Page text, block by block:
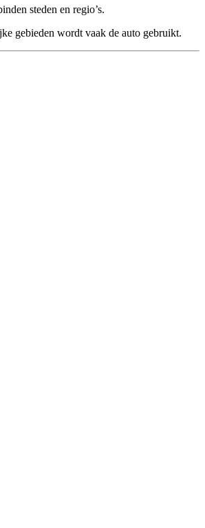
steden en regio’s.
gebieden wordt vaak de auto gebruikt.